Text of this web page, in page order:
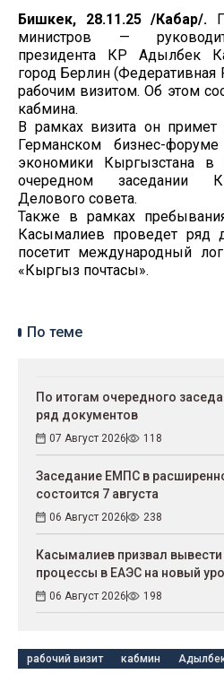
Бишкек, 28.11.25 /Кабар/.
министров —
президента КР Адылбек
город Берлин (Федеративная
рабочим визитом. Об этом
кабмина.
В рамках визита он
Германском бизнес-
экономики Кыргызстана
очередном заседании
Делового совета.
Также в рамках
Касымалиев проведет ряд
посетит международный
«Кыргыз почтасы».
По теме
По итогам очередного
ряд документов
07 Август 2026 118
Заседание ЕМПС в
состоится 7 августа
06 Август 2026 238
Касымалиев призвал
процессы в ЕАЭС на новый
06 Август 2026 198
рабочий визит кабмин